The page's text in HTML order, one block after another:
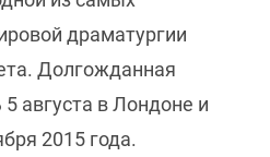
драматургии
Долгожданная
августа в Лондоне и
2015 года.